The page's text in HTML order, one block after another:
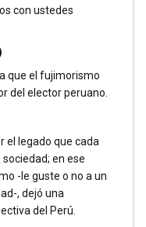
con ustedes
que el fujimorismo
del elector peruano.
el legado que cada
en ese
-le guste o no a un
, dejó una
del Perú.